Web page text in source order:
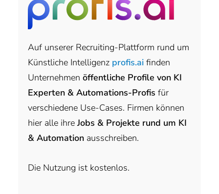
Auf unserer Recruiting-Plattform rund um
Künstliche Intelligenz profis.ai finden
Unternehmen öffentliche Profile von KI
Experten & Automations-Profis für
verschiedene Use-Cases. Firmen können
hier alle ihreJobs & Projekte rund um KI
& Automation ausschreiben.
Die Nutzung ist kostenlos.